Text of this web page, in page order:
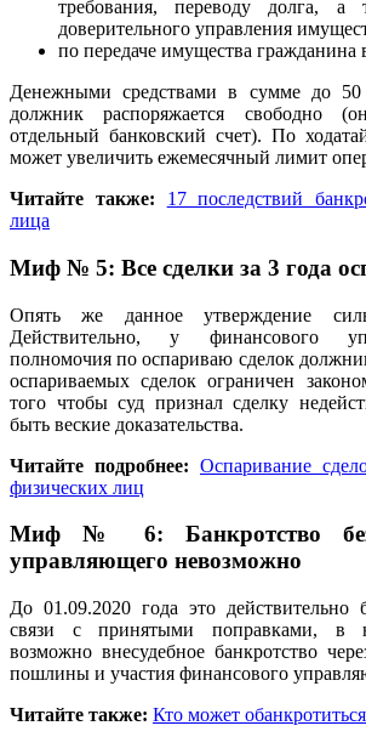
требования, переводу долга, а
доверительного управления
по передаче имущества гражданина
Денежными средствами в сумме до
должник распоряжается свободно
отдельный банковский счет). По
может увеличить ежемесячный лимит
Читайте также:
17 последствий
лица
Миф № 5: Все сделки за 3 года
Опять же данное утверждение
Действительно, у финансового
полномочия по оспариваю сделок
оспариваемых сделок ограничен
того чтобы суд признал сделку
быть веские доказательства.
Читайте подробнее: Оспаривание
физических лиц
Миф № 6: Банкротство без
управляющего невозможно
До 01.09.2020 года это действительно
связи с принятыми поправками, в
возможно внесудебное банкротство
пошлины и участия финансового
Читайте также: Кто может